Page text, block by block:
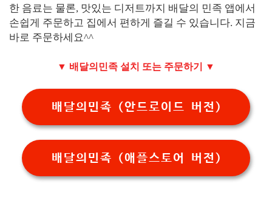
한 음료는 물론, 맛있는 디저트까지 배달의 민족 앱에서
손쉽게 주문하고 집에서 편하게 즐길 수 있습니다. 지금
바로 주문하세요^^
▼ 배달의민족 설치 또는 주문하기 ▼
배달의민족 (안드로이드 버전)
배달의민족 (애플스토어 버전)